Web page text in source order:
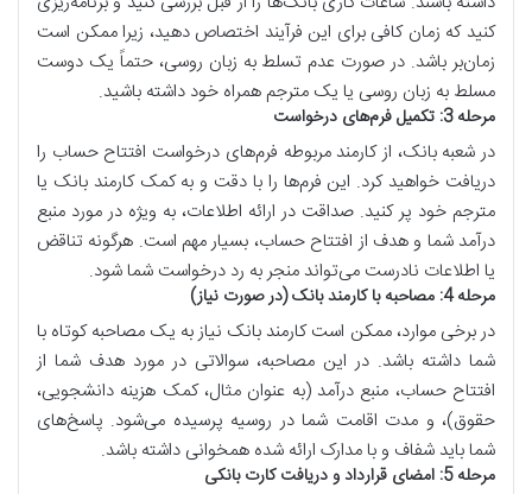
کنید که زمان کافی برای این فرآیند اختصاص دهید، زیرا ممکن است
زمان‌بر باشد. در صورت عدم تسلط به زبان روسی، حتماً یک دوست
مسلط به زبان روسی یا یک مترجم همراه خود داشته باشید.
مرحله 3: تکمیل فرم‌های درخواست
در شعبه بانک، از کارمند مربوطه فرم‌های درخواست افتتاح حساب را
دریافت خواهید کرد. این فرم‌ها را با دقت و به کمک کارمند بانک یا
مترجم خود پر کنید. صداقت در ارائه اطلاعات، به ویژه در مورد منبع
درآمد شما و هدف از افتتاح حساب، بسیار مهم است. هرگونه تناقض
یا اطلاعات نادرست می‌تواند منجر به رد درخواست شما شود.
مرحله 4: مصاحبه با کارمند بانک (در صورت نیاز)
در برخی موارد، ممکن است کارمند بانک نیاز به یک مصاحبه کوتاه با
شما داشته باشد. در این مصاحبه، سوالاتی در مورد هدف شما از
افتتاح حساب، منبع درآمد (به عنوان مثال، کمک هزینه دانشجویی،
حقوق)، و مدت اقامت شما در روسیه پرسیده می‌شود. پاسخ‌های
شما باید شفاف و با مدارک ارائه شده همخوانی داشته باشد.
مرحله 5: امضای قرارداد و دریافت کارت بانکی